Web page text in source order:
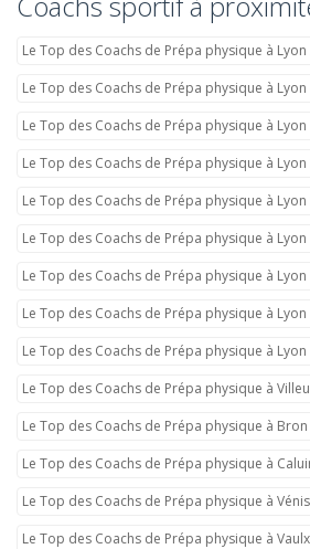
Le Top des Coachs de Prépa physique à Lyon
Le Top des Coachs de Prépa physique à Lyon
Le Top des Coachs de Prépa physique à Lyon
Le Top des Coachs de Prépa physique à Lyon
Le Top des Coachs de Prépa physique à Lyon
Le Top des Coachs de Prépa physique à Lyon
Le Top des Coachs de Prépa physique à Lyon
Le Top des Coachs de Prépa physique à Lyon
Le Top des Coachs de Prépa physique à Lyon
Le Top des Coachs de Prépa physique à
Le Top des Coachs de Prépa physique à Bron
Le Top des Coachs de Prépa physique à
Le Top des Coachs de Prépa physique à
Le Top des Coachs de Prépa physique à